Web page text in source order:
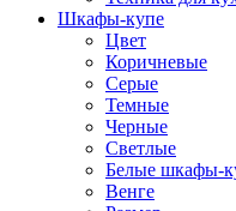
Шкафы-купе
Цвет
Коричневые
Серые
Темные
Черные
Светлые
Белые шкафы-
Венге